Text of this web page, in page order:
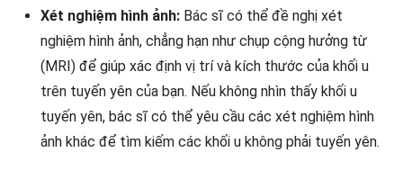
Xét nghiệm hình ảnh: Bác sĩ có thể đề nghị xét
nghiệm hình ảnh, chẳng hạn như chụp cộng hưởng từ
(MRI) để giúp xác định vị trí và kích thước của khối u
trên tuyến yên của bạn. Nếu không nhìn thấy khối u
tuyến yên, bác sĩ có thể yêu cầu các xét nghiệm hình
ảnh khác để tìm kiếm các khối u không phải tuyến yên.